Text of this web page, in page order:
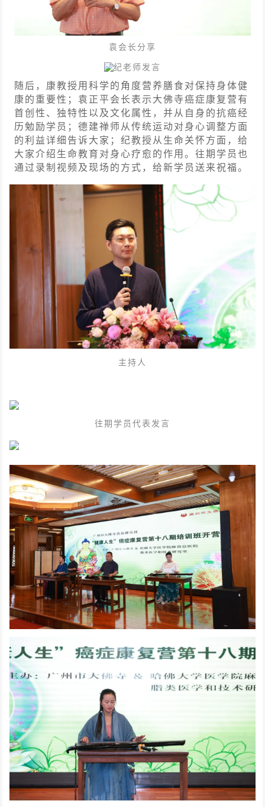
袁会长分享
纪老师发言
随后，康教授用科学的角度营养膳食对保持身体健
康的重要性；袁正平会长表示大佛寺癌症康复营有
首创性、独特性以及文化属性，并从自身的抗癌经
历勉励学员；德建禅师从传统运动对身心调整方面
的利益详细告诉大家；纪教授从生命关怀方面，给
大家介绍生命教育对身心疗愈的作用。往期学员也
通过录制视频及现场的方式，给新学员送来祝福。
主持人
往期学员代表发言